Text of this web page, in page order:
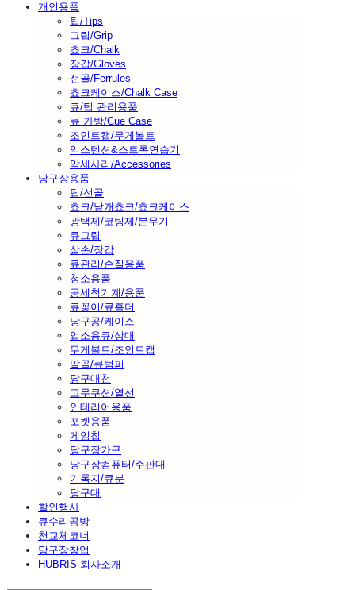
개인용품
팁/Tips
그립/Grip
쵸크/Chalk
장갑/Gloves
선골/Ferrules
쵸크케이스/Chalk Case
큐/팁 관리용품
큐 가방/Cue Case
조인트캡/무게볼트
익스텐션&스트록연습기
악세사리/Accessories
당구장용품
팁/선골
쵸크/낱개쵸크/쵸크케이스
광택제/코팅제/분무기
큐그립
삼손/장갑
큐관리/손질용품
청소용품
공세척기계/용품
큐꽂이/큐홀더
당구공/케이스
업소용큐/상대
무게볼트/조인트캡
말골/큐범퍼
당구대천
고무쿠션/열선
인테리어용품
포켓용품
게임칩
당구장가구
당구장컴퓨터/주판대
기록지/큐분
당구대
할인행사
큐수리공방
천교체코너
당구장창업
HUBRIS 회사소개